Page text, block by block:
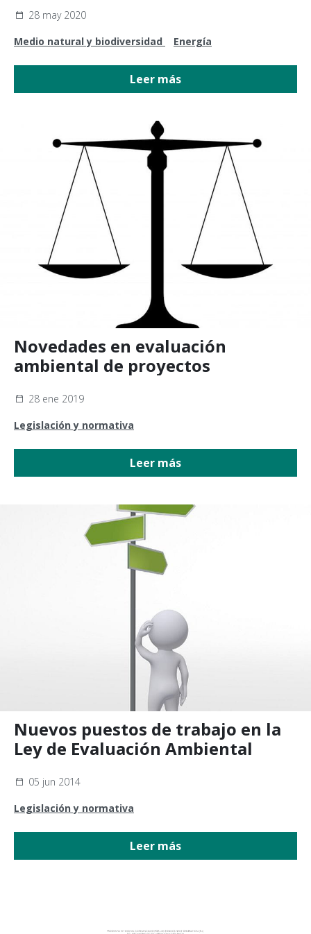
28 may 2020
Medio natural y biodiversidad
Energía
Leer más
Novedades en evaluación
ambiental de proyectos
28 ene 2019
Legislación y normativa
Leer más
Nuevos puestos de trabajo en la
Ley de Evaluación Ambiental
05 jun 2014
Legislación y normativa
Leer más